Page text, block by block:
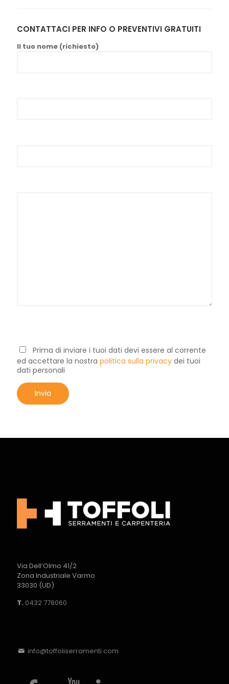
CONTATTACI PER INFO O PREVENTIVI GRATUITI
Il tuo nome (richiesto)
Prima di inviare i tuoi dati devi essere al corrente
ed accettare la nostra politica sulla privacy dei tuoi
dati personali
Via Dell’Olmo 41/2
Zona Industriale Varmo
33030 (UD)
T. 0432.778060
info@toffoliserramenti.com